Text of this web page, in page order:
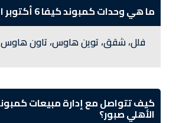
ما هي وحدات كمبوند كيفا 6 أكتوبر الأهلي صبور؟
فلل، شقق، توين هاوس، تاون هاوس
الأهلي صبور؟